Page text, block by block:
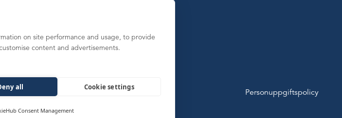
Personuppgiftspolicy
on site performance and usage, to provide
content and advertisements.
all Cookie settings
Consent Management